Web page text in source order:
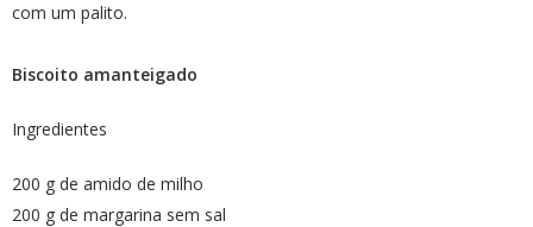
com um palito.
Biscoito amanteigado
Ingredientes
200 g de amido de milho
200 g de margarina sem sal